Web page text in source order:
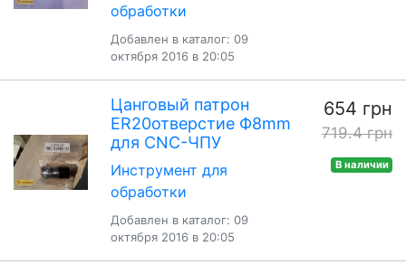
обработки
Добавлен в каталог: 09
октября 2016 в 20:05
Цанговый патрон
ER20отверстие Ф8mm
для CNC-ЧПУ
Инструмент для
обработки
Добавлен в каталог: 09
октября 2016 в 20:05
654 грн
719.4 грн
В наличии